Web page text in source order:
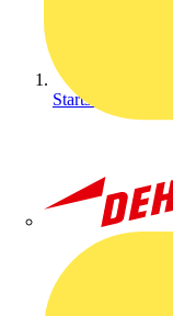
Startseite